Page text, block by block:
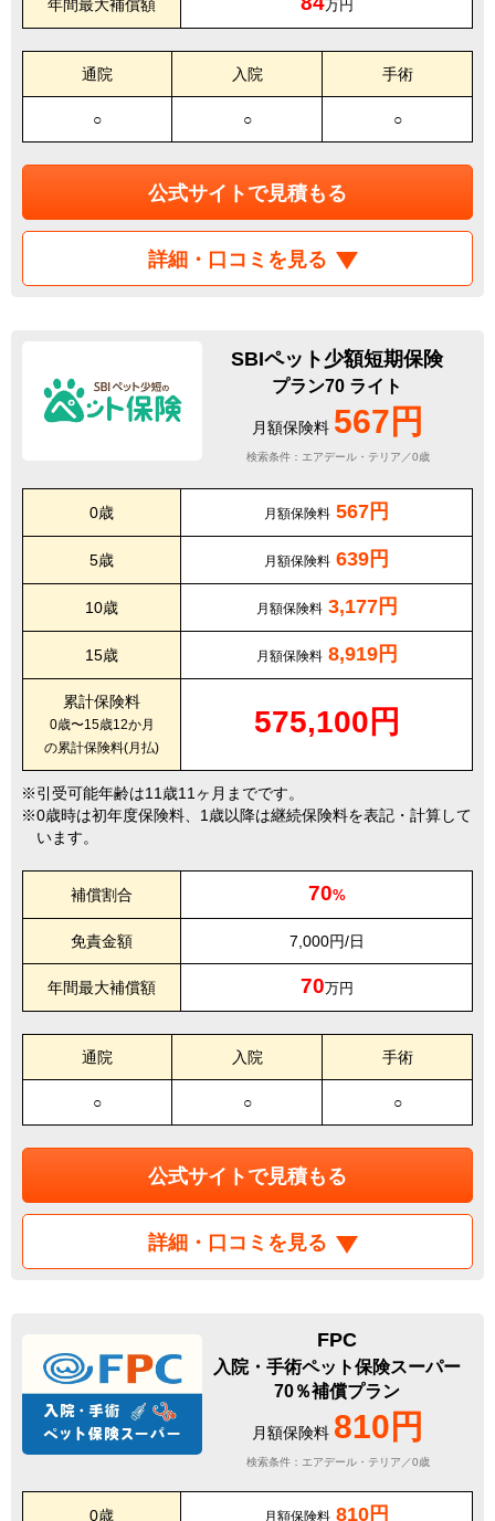
年間最大補償額 万円
通院 入院 手術
○ ○ ○
公式サイトで見積もる
詳細・口コミを見る
SBIペット少額短期保険
プラン70 ライト
月額保険料 567円
検索条件：エアデール・テリア／0歳
0歳 月額保険料 567円
5歳 月額保険料 639円
10歳 月額保険料 3,177円
15歳 月額保険料 8,919円
累計保険料
0歳〜15歳12か月
の累計保険料(月払)
575,100円
引受可能年齢は11歳11ヶ月までです。
0歳時は初年度保険料、1歳以降は継続保険料を表記・計算して
います。
補償割合 70%
免責金額 7,000円/日
年間最大補償額 70万円
通院 入院 手術
○ ○ ○
公式サイトで見積もる
詳細・口コミを見る
FPC
入院・手術ペット保険スーパー
70％補償プラン
月額保険料 810円
検索条件：エアデール・テリア／0歳
0歳 月額保険料 810円